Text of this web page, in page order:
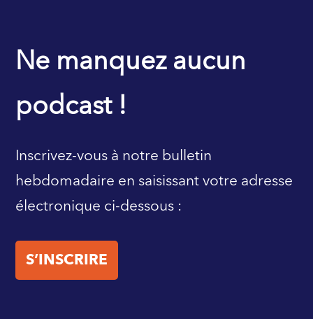
Ne manquez aucun
podcast !
Inscrivez-vous à notre bulletin
hebdomadaire en saisissant votre adresse
électronique ci-dessous :
S’INSCRIRE